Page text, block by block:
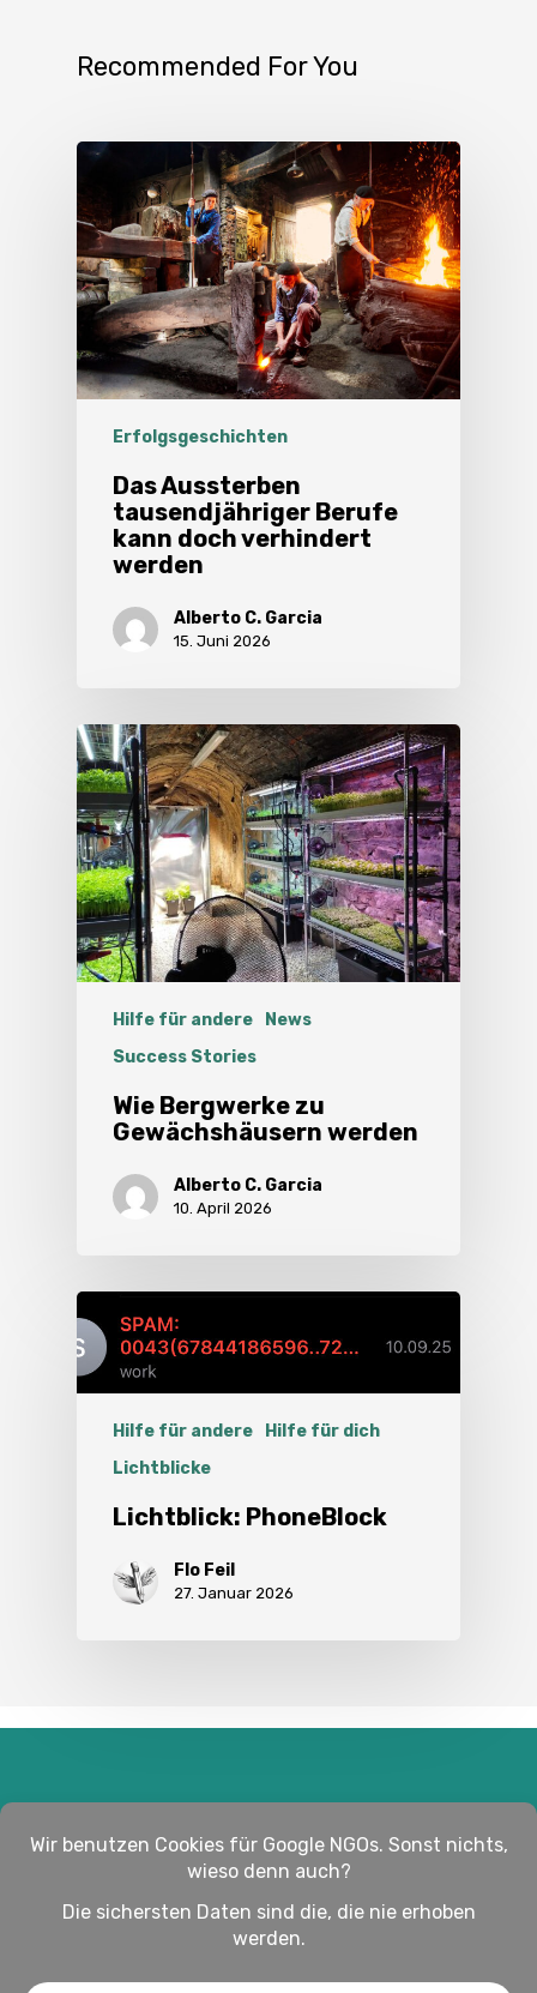
Recommended For You
Erfolgsgeschichten
Das Aussterben
tausendjähriger Berufe
kann doch verhindert
werden
Alberto C. Garcia
15. Juni 2026
Hilfe für andere
News
Success Stories
Wie Bergwerke zu
Gewächshäusern werden
Alberto C. Garcia
10. April 2026
Hilfe für andere
Hilfe für dich
Lichtblicke
Lichtblick: PhoneBlock
Flo Feil
27. Januar 2026
Haftungsausschluss
Datenschutz